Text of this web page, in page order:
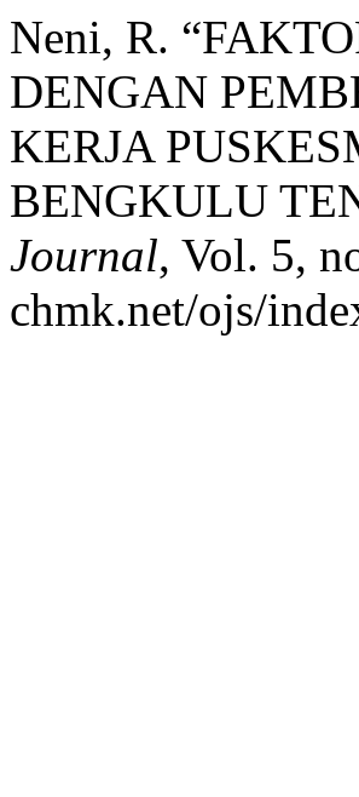
Neni, R.
DENGAN
KERJA
BENGKULU
Journal, Vol. 5,
chmk.net/ojs/